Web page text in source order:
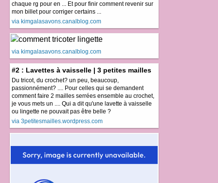
chaque rg pour en ... Et pour finir comment revenir sur
mon billet pour corriger certains ...
via kimgalasavons.canalblog.com
via kimgalasavons.canalblog.com
#2 : Lavettes à vaisselle | 3 petites mailles
Du tricot, du crochet? un peu, beaucoup,
passionnément? .... Pour celles qui se demandent
comment faire 2 mailles serrées ensemble au crochet,
je vous mets un .... Qui a dit qu'une lavette à vaisselle
ou lingette ne pouvait pas être belle ?
via 3petitesmailles.wordpress.com